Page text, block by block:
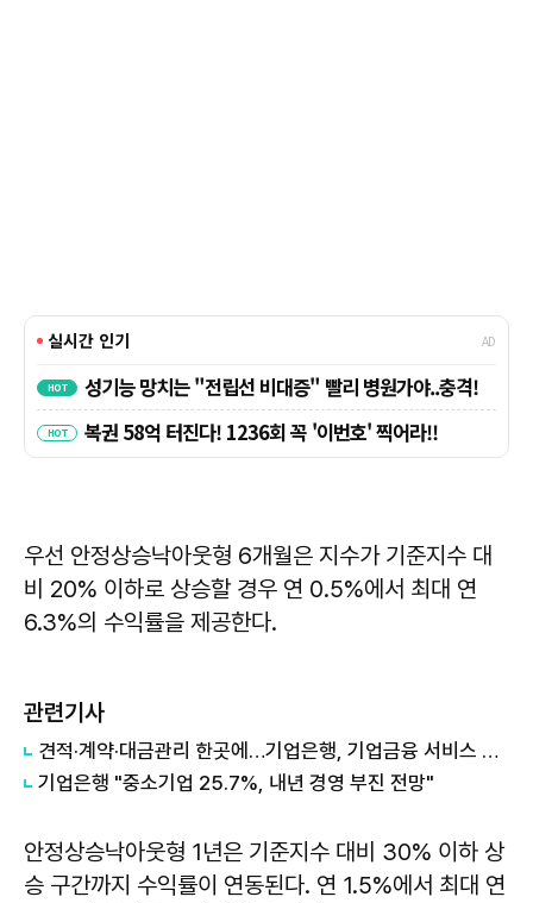
우선 안정상승낙아웃형 6개월은 지수가 기준지수 대
비 20% 이하로 상승할 경우 연 0.5%에서 최대 연
6.3%의 수익률을 제공한다.
관련기사
견적·계약·대금관리 한곳에…기업은행, 기업금융 서비스 확대
기업은행 "중소기업 25.7%, 내년 경영 부진 전망"
안정상승낙아웃형 1년은 기준지수 대비 30% 이하 상
승 구간까지 수익률이 연동된다. 연 1.5%에서 최대 연